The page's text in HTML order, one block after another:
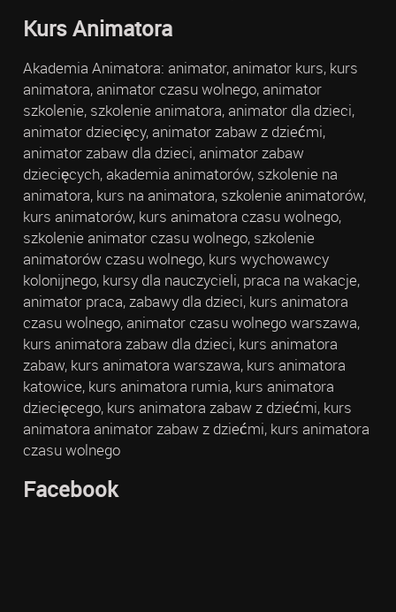
Kurs Animatora
Akademia Animatora: animator, animator kurs, kurs
animatora, animator czasu wolnego, animator
szkolenie, szkolenie animatora, animator dla dzieci,
animator dziecięcy, animator zabaw z dziećmi,
animator zabaw dla dzieci, animator zabaw
dziecięcych, akademia animatorów, szkolenie na
animatora, kurs na animatora, szkolenie animatorów,
kurs animatorów, kurs animatora czasu wolnego,
szkolenie animator czasu wolnego, szkolenie
animatorów czasu wolnego, kurs wychowawcy
kolonijnego, kursy dla nauczycieli, praca na wakacje,
animator praca, zabawy dla dzieci, kurs animatora
czasu wolnego, animator czasu wolnego warszawa,
kurs animatora zabaw dla dzieci, kurs animatora
zabaw, kurs animatora warszawa, kurs animatora
katowice, kurs animatora rumia, kurs animatora
dziecięcego, kurs animatora zabaw z dziećmi, kurs
animatora animator zabaw z dziećmi, kurs animatora
czasu wolnego
Facebook